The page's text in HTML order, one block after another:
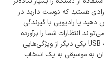
هستید که دوست دارید در
یا رادیویی با گیرندگی
انتظارات شما را برآورده
کند. قابلیت پشتیبانی از فلش و حافظه USB یکی دیگر از ویژگی‌هایی
به موسیقی به یک انتخاب